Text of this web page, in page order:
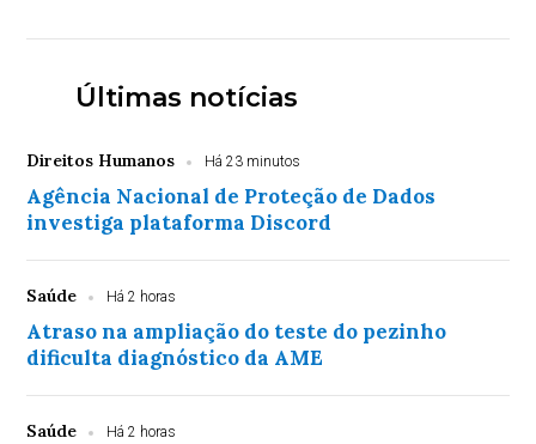
Últimas notícias
Direitos Humanos Há 23 minutos
Agência Nacional de Proteção de Dados
investiga plataforma Discord
Saúde Há 2 horas
Atraso na ampliação do teste do pezinho
dificulta diagnóstico da AME
Saúde Há 2 horas